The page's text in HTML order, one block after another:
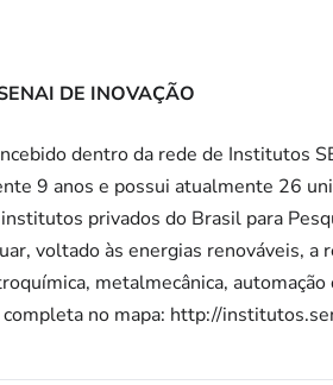
DE INOVAÇÃO
dentro da rede de Institutos
9 anos e possui atualmente 26
privados do Brasil para
voltado às energias renováveis, a
metalmecânica,
completa no mapa: http://